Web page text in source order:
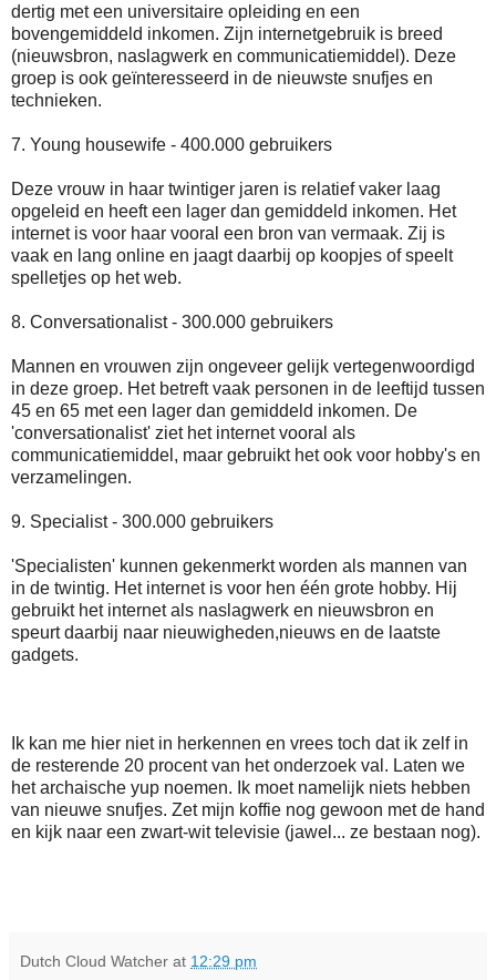
dertig met een universitaire opleiding en een
bovengemiddeld inkomen. Zijn internetgebruik is breed
(nieuwsbron, naslagwerk en communicatiemiddel). Deze
groep is ook geïnteresseerd in de nieuwste snufjes en
technieken.
7. Young housewife - 400.000 gebruikers
Deze vrouw in haar twintiger jaren is relatief vaker laag
opgeleid en heeft een lager dan gemiddeld inkomen. Het
internet is voor haar vooral een bron van vermaak. Zij is
vaak en lang online en jaagt daarbij op koopjes of speelt
spelletjes op het web.
8. Conversationalist - 300.000 gebruikers
Mannen en vrouwen zijn ongeveer gelijk vertegenwoordigd
in deze groep. Het betreft vaak personen in de leeftijd tussen
45 en 65 met een lager dan gemiddeld inkomen. De
'conversationalist' ziet het internet vooral als
communicatiemiddel, maar gebruikt het ook voor hobby's en
verzamelingen.
9. Specialist - 300.000 gebruikers
'Specialisten' kunnen gekenmerkt worden als mannen van
in de twintig. Het internet is voor hen één grote hobby. Hij
gebruikt het internet als naslagwerk en nieuwsbron en
speurt daarbij naar nieuwigheden,nieuws en de laatste
gadgets.
Ik kan me hier niet in herkennen en vrees toch dat ik zelf in
de resterende 20 procent van het onderzoek val. Laten we
het archaische yup noemen. Ik moet namelijk niets hebben
van nieuwe snufjes. Zet mijn koffie nog gewoon met de hand
en kijk naar een zwart-wit televisie (jawel... ze bestaan nog).
Dutch Cloud Watcher at 12:29 pm